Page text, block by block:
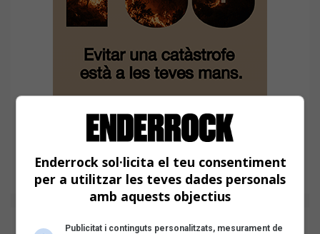
Enderrock sol·licita el teu consentiment
per a utilitzar les teves dades personals
amb aquests objectius
Publicitat i continguts personalitzats, mesurament de